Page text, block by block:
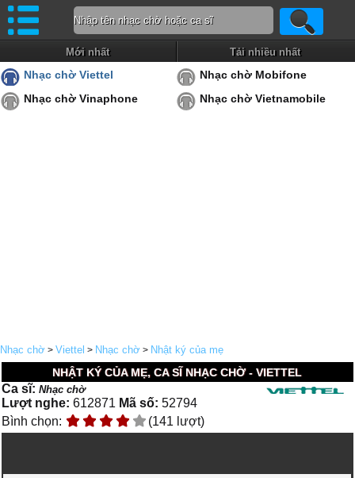
Mới nhất Tải nhiều nhất
Nhạc chờ Viettel
Nhạc chờ Mobifone
Nhạc chờ Vinaphone
Nhạc chờ Vietnamobile
Nhạc chờ > Viettel > Nhạc chờ > Nhật ký của mẹ
NHẬT KÝ CỦA MẸ, CA SĨ NHẠC CHỜ - VIETTEL
Ca sĩ:Nhạc chờ
Lượt nghe: 612871 Mã số: 52794
Bình chọn:
(141 lượt)